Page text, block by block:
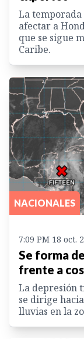
La
afectar a
que se sigue
Caribe.
NACIONALES
7:09 PM 18 oct.
Se forma
frente a
La depresión
se dirige
lluvias en la